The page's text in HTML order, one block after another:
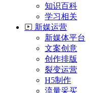
知识百科
学习相关
新媒运营
新媒体平台
文案创意
创作排版
裂变运营
H5制作
流量采买